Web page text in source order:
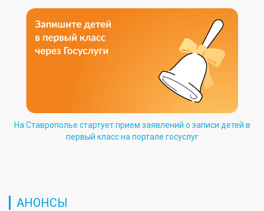
На Ставрополье стартует прием заявлений о записи детей в
первый класс на портале госуслуг
АНОНСЫ